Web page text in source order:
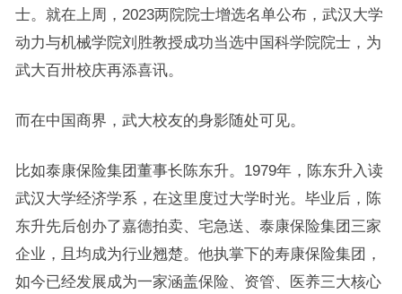
士。就在上周，2023两院院士增选名单公布，武汉大学
动力与机械学院刘胜教授成功当选中国科学院院士，为
武大百卅校庆再添喜讯。
而在中国商界，武大校友的身影随处可见。
比如泰康保险集团董事长陈东升。1979年，陈东升入读
武汉大学经济学系，在这里度过大学时光。毕业后，陈
东升先后创办了嘉德拍卖、宅急送、泰康保险集团三家
企业，且均成为行业翘楚。他执掌下的寿康保险集团，
如今已经发展成为一家涵盖保险、资管、医养三大核心